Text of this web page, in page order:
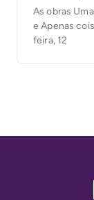
As obras
e Apenas
feira, 12